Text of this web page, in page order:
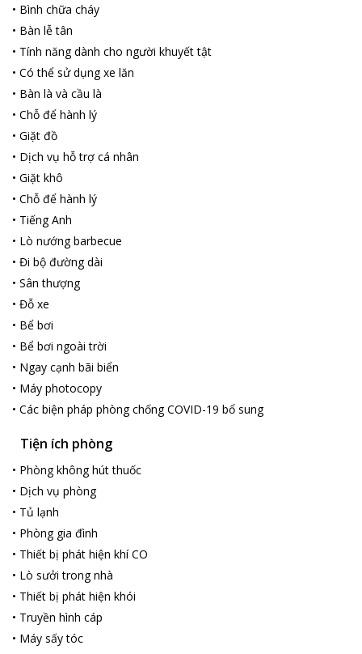
• Bình chữa cháy
• Bàn lễ tân
• Tính năng dành cho người khuyết tật
• Có thể sử dụng xe lăn
• Bàn là và cầu là
• Chỗ để hành lý
• Giặt đồ
• Dịch vụ hỗ trợ cá nhân
• Giặt khô
• Chỗ để hành lý
• Tiếng Anh
• Lò nướng barbecue
• Đi bộ đường dài
• Sân thượng
• Đỗ xe
• Bể bơi
• Bể bơi ngoài trời
• Ngay cạnh bãi biển
• Máy photocopy
• Các biện pháp phòng chống COVID-19 bổ sung
Tiện ích phòng
• Phòng không hút thuốc
• Dịch vụ phòng
• Tủ lạnh
• Phòng gia đình
• Thiết bị phát hiện khí CO
• Lò sưởi trong nhà
• Thiết bị phát hiện khói
• Truyền hình cáp
• Máy sấy tóc